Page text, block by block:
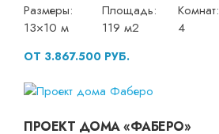
Размеры:
13×10 м
Площадь:
119 м2
Комнат:
4
ОТ 3.867.500 РУБ.
ПРОЕКТ ДОМА «ФАБЕРО»